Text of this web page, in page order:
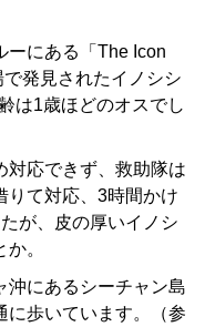
ーにある「The Icon
発見されたイノシシ
は1歳ほどのオスでし
対応できず、救助隊は
りて対応、3時間かけ
が、皮の厚いイノシ
。
沖にあるシーチャン島
に歩いています。（参